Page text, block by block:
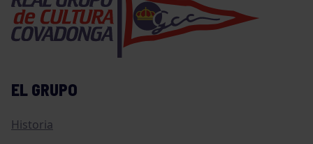
EL GRUPO
Historia